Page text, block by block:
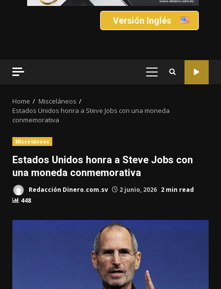
Versión Inglés
PRIMARY
Home
Misceláneos
Estados Unidos honra a Steve Jobs con una moneda
conmemorativa
Misceláneos
Estados Unidos honra a Steve Jobs con
una moneda conmemorativa
Redacción Dinero.com.sv 2 junio, 2026 2 min read
448